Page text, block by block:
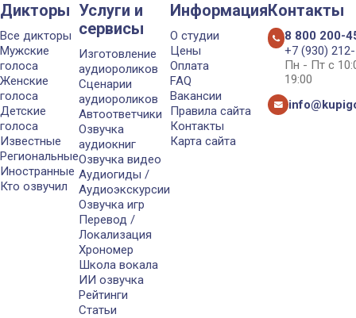
Дикторы
Все дикторы
Мужские
голоса
Женские
голоса
Детские
голоса
Известные
Региональные
Иностранные
Кто озвучил
Услуги и
сервисы
Изготовление
аудиороликов
Сценарии
аудиороликов
Автоответчики
Озвучка
аудиокниг
Озвучка видео
Аудиогиды /
Аудиоэкскурсии
Озвучка игр
Перевод /
Локализация
Хрономер
Школа вокала
ИИ озвучка
Рейтинги
Статьи
Информация
О студии
Цены
Оплата
FAQ
Вакансии
Правила сайта
Контакты
Карта сайта
Контакты
8 800 200-
+7 (930)
Пн - Пт с
19:00